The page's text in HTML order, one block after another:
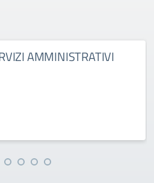
AMMINISTRATIVI